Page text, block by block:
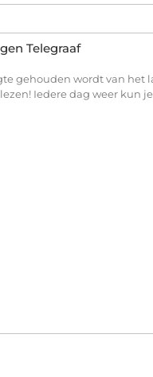
Telegraaf
gehouden wordt van het
Iedere dag weer kun